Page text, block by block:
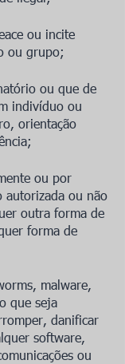
ou incite
ou grupo;
ou que de
indivíduo ou
orientação
ou por
autorizada ou não
outra forma de
forma de
malware,
que seja
danificar
software,
ou